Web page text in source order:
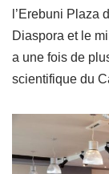
l’Erebuni Plaza
Diaspora et le
a une fois de
scientifique du